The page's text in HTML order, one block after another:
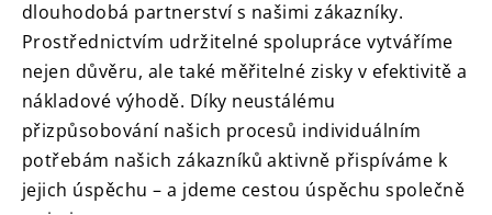
dlouhodobá partnerství s našimi zákazníky.
Prostřednictvím udržitelné spolupráce vytváříme
nejen důvěru, ale také měřitelné zisky v efektivitě a
nákladové výhodě. Díky neustálému
přizpůsobování našich procesů individuálním
potřebám našich zákazníků aktivně přispíváme k
jejich úspěchu – a jdeme cestou úspěchu společně